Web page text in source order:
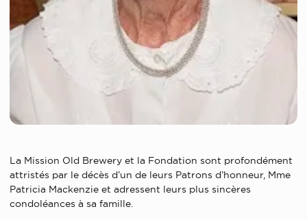
La Mission Old Brewery et la Fondation sont profondément
attristés par le décès d’un de leurs Patrons d’honneur, Mme
Patricia Mackenzie et adressent leurs plus sincères
condoléances à sa famille.